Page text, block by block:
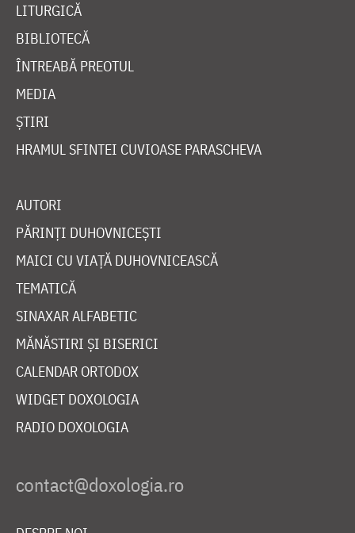
LITURGICĂ
BIBLIOTECĂ
ÎNTREABĂ PREOTUL
MEDIA
ȘTIRI
HRAMUL SFINTEI CUVIOASE PARASCHEVA
AUTORI
PĂRINȚI DUHOVNICEȘTI
MAICI CU VIAȚĂ DUHOVNICEASCĂ
TEMATICĂ
SINAXAR ALFABETIC
MĂNĂSTIRI ȘI BISERICI
CALENDAR ORTODOX
WIDGET DOXOLOGIA
RADIO DOXOLOGIA